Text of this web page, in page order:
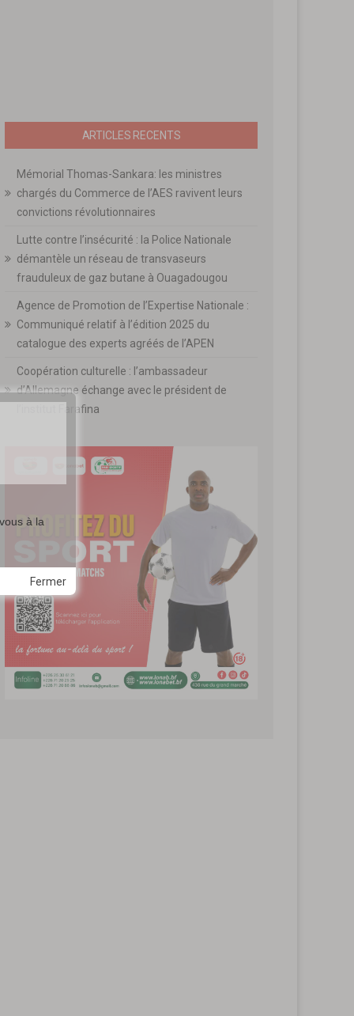
ARTICLES RECENTS
Mémorial Thomas-Sankara: les ministres
chargés du Commerce de l’AES ravivent leurs
convictions révolutionnaires
Lutte contre l’insécurité : la Police Nationale
démantèle un réseau de transvaseurs
frauduleux de gaz butane à Ouagadougou
Agence de Promotion de l’Expertise Nationale :
Communiqué relatif à l’édition 2025 du
catalogue des experts agréés de l’APEN
Coopération culturelle : l’ambassadeur
d’Allemagne échange avec le président de
l’institut Farafina
Fermer
à la